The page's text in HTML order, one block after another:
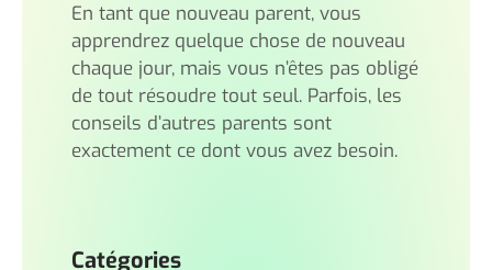
En tant que nouveau parent, vous
apprendrez quelque chose de nouveau
chaque jour, mais vous n’êtes pas obligé
de tout résoudre tout seul. Parfois, les
conseils d’autres parents sont
exactement ce dont vous avez besoin.
Catégories